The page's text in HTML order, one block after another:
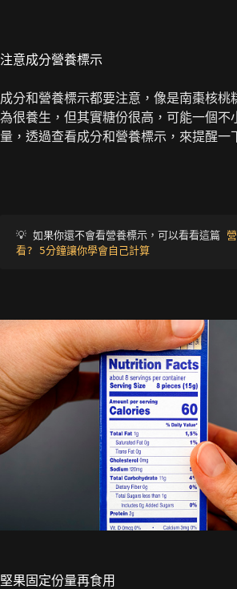
注意成分營養標示
成分和營養標示都要注意，像是南棗核桃
為很養生，但其實糖份很高，可能一個不
量，透過查看成分和營養標示，來提醒一
💡 如果你還不會看營養標示，可以看看這篇
看? 5分鐘讓你學會自己計算
堅果固定份量再食用